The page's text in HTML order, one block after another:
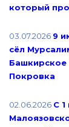
который
03.07.2026 9
сёл
Башкирское
Покровка
02.06.2026 С